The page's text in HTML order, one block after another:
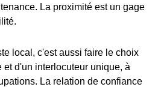
La proximité est un gage
local, c'est aussi faire le choix
d'un interlocuteur unique, à
La relation de confiance